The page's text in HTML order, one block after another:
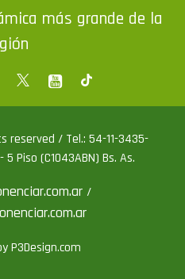
más grande de la
reserved / Tel.: 54-11-3435-
5 Piso (C1043ABN) Bs. As.
/
P3Design.com